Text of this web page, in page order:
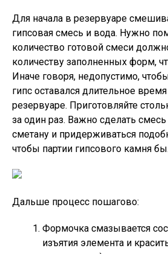
Для начала в резервуаре
гипсовая смесь и вода. Нужно
количество готовой смеси
количеству заполненных форм,
Иначе говоря, недопустимо,
гипс оставался длительное
резервуаре. Приготовляйте
за один раз. Важно сделать
сметану и придерживаться
чтобы партии гипсового камня
Дальше процесс пошагово:
Формочка смазывается
изъятия элемента и